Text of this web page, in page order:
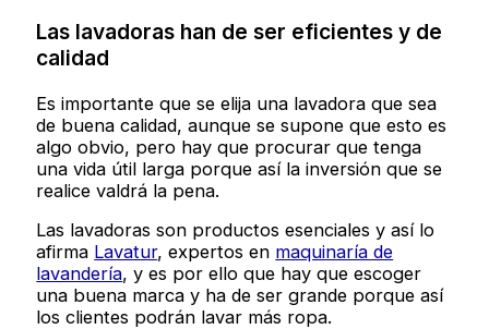
Las lavadoras han de ser eficientes y de
calidad
Es importante que se elija una lavadora que sea
de buena calidad, aunque se supone que esto es
algo obvio, pero hay que procurar que tenga
una vida útil larga porque así la inversión que se
realice valdrá la pena.
Las lavadoras son productos esenciales y así lo
afirma Lavatur, expertos en maquinaría de
lavandería, y es por ello que hay que escoger
una buena marca y ha de ser grande porque así
los clientes podrán lavar más ropa.